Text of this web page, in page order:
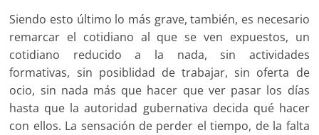
Siendo esto último lo más grave, también, es necesario
remarcar el cotidiano al que se ven expuestos, un
cotidiano reducido a la nada, sin actividades
formativas, sin posiblidad de trabajar, sin oferta de
ocio, sin nada más que hacer que ver pasar los días
hasta que la autoridad gubernativa decida qué hacer
con ellos. La sensación de perder el tiempo, de la falta